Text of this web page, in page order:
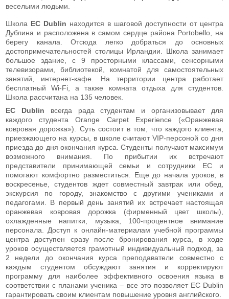
веселыми людьми.
Школа ЕС Dublin находится в шаговой доступности от центра
Дублина и расположена в самом сердце района Portobello, на
берегу канала. Отсюда легко добраться до основных
достопримечательностей столицы Ирландии. Школа занимает
большое здание, с 9 просторными классами, сенсорными
телевизорами, библиотекой, комнатой для самостоятельных
занятий, интернет-кафе. На территории центра работает
бесплатный Wi-Fi, а также комната отдыха для студентов.
Школа рассчитана на 135 человек.
ЕС Dublin всегда рада студентам и организовывает для
каждого студента Orange Carpet Experience («Оранжевая
ковровая дорожка»). Суть состоит в том, что каждого клиента,
приезжающего на курсы, в школе считают VIP-персоной со дня
приезда до дня окончания курса. Студенты получают максимум
возможного внимания. По прибытии их встречают
представители принимающей семьи и сотрудники EC и
помогают комфортно разместиться. Еще до начала уроков, в
воскресенье, студентов ждет совместный завтрак или обед,
экскурсия по городу, знакомство с другими учениками и
педагогами. В первый день занятий их встречает настоящая
оранжевая ковровая дорожка (фирменный цвет школы),
охлажденные напитки, музыка, 100-процентное внимание
персонала. Доступ к онлайн-материалам учебной программы
центра доступен сразу после бронирования курса, в ходе
уроков осуществляется грамотный индивидуальный подход, за
2 недели до окончания курса преподаватели совместно с
каждым студентом обсуждают занятия и корректируют
программу для наиболее эффективного освоения языка в
соответствии с планами ученика – все это позволяет ЕС Dublin
гарантировать своим клиентам повышение уровня английского.